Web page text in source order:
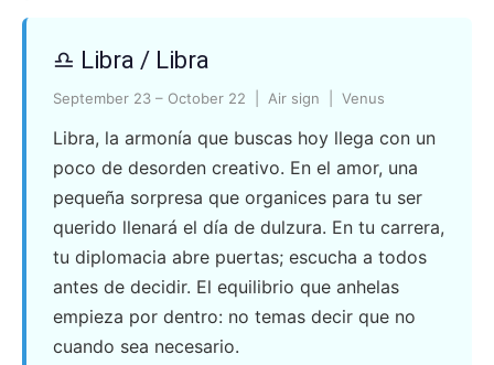
♎ Libra / Libra
September 23 – October 22 | Air sign | Venus
Libra, la armonía que buscas hoy llega con un
poco de desorden creativo. En el amor, una
pequeña sorpresa que organices para tu ser
querido llenará el día de dulzura. En tu carrera,
tu diplomacia abre puertas; escucha a todos
antes de decidir. El equilibrio que anhelas
empieza por dentro: no temas decir que no
cuando sea necesario.